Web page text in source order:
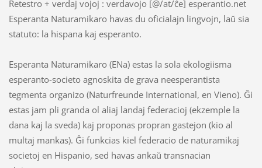
Retestro + verdaj vojoj : verdavojo [@/at/ĉe] esperantio.net
Esperanta Naturamikaro havas du oficialajn lingvojn, laŭ sia
statuto: la hispana kaj esperanto.
Esperanta Naturamikaro (ENa) estas la sola ekologiisma
esperanto-societo agnoskita de grava neesperantista
tegmenta organizo (Naturfreunde International, en Vieno). Ĝi
estas jam pli granda ol aliaj landaj federacioj (ekzemple la
dana kaj la sveda) kaj proponas propran gastejon (kio al
multaj mankas). Ĝi funkcias kiel federacio de naturamikaj
societoj en Hispanio, sed havas ankaŭ transnacian